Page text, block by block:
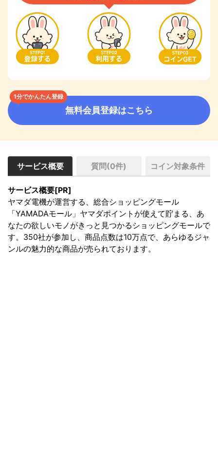
1分でかんたん登録
無料会員登録はこちら
サービス概要 質問(0件) コイン対象条件
サービス概要[PR]
ヤマダ電機が運営する、総合ショッピングモール
「YAMADAモール」ヤマダポイントが使えて貯まる、あ
なたの欲しいモノがきっと見つかるショッピングモールで
す。350社が参加し、商品点数は10万点で、あらゆるジャ
ンルの魅力的な商品が売られております。